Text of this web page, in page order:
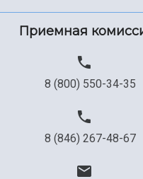
Приемная
8 (800) 550-34-35
8 (846) 267-48-67